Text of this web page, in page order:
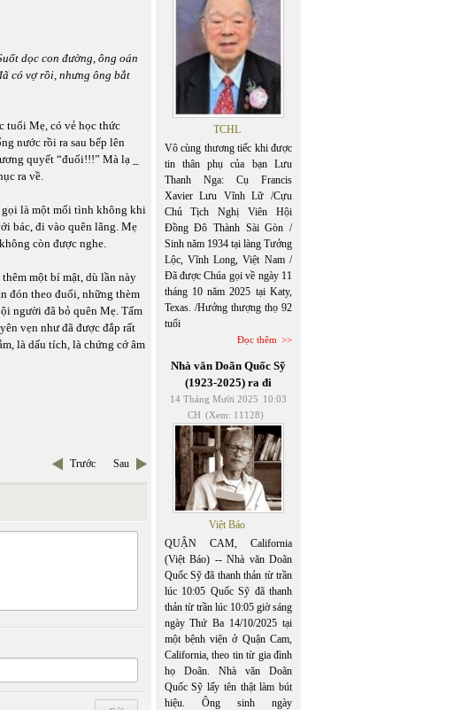
dọc con đường, ông oán
có vợ rồi, nhưng ông bắt
tuổi Mẹ, có vẻ học thức
nước rồi ra sau bếp lên
quyết “đuổi!!!” Mà lạ _
ra về.
là một mối tình không khi
bác, đi vào quên lãng. Mẹ
còn được nghe.
một bí mật, dù lần này
đón theo đuổi, những thèm
người đã bỏ quên Mẹ. Tấm
vẹn như đã được đắp rất
là dấu tích, là chứng cớ âm
Trước Sau
TCHL
Vô cùng thương tiếc khi được
tin thân phụ của bạn Lưu
Thanh Nga: Cụ Francis
Xavier Lưu Vĩnh Lữ /Cựu
Chủ Tịch Nghị Viên Hội
Đồng Đô Thành Sài Gòn /
Sinh năm 1934 tại làng Tưởng
Lộc, Vĩnh Long, Việt Nam /
Đã được Chúa gọi về ngày 11
tháng 10 năm 2025 tại Katy,
Texas. /Hưởng thượng thọ 92
tuổi
Đọc thêm
Nhà văn Doãn Quốc Sỹ
(1923-2025) ra đi
14 Tháng Mười 2025 10:03
CH (Xem: 11128)
Việt Báo
QUẬN CAM, California
(Việt Báo) -- Nhà văn Doãn
Quốc Sỹ đã thanh thản từ trần
lúc 10:05 Quốc Sỹ đã thanh
thản từ trần lúc 10:05 giờ sáng
ngày Thứ Ba 14/10/2025 tại
một bệnh viện ở Quận Cam,
California, theo tin từ gia đình
họ Doãn. Nhà văn Doãn
Quốc Sỹ lấy tên thật làm bút
hiệu. Ông sinh ngày